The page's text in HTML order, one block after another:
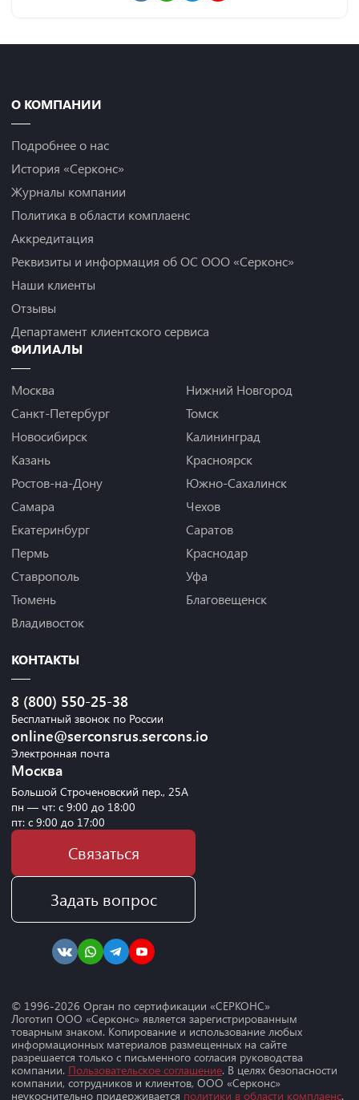
О КОМПАНИИ
Подробнее о нас
История «Серконс»
Журналы компании
Политика в области комплаенс
Аккредитация
Реквизиты и информация об ОС ООО «Серконс»
Наши клиенты
Отзывы
Департамент клиентского сервиса
ФИЛИАЛЫ
Москва
Санкт-Петербург
Новосибирск
Казань
Ростов-на-Дону
Самара
Екатеринбург
Пермь
Ставрополь
Тюмень
Владивосток
Нижний Новгород
Томск
Калининград
Красноярск
Южно-Сахалинск
Чехов
Саратов
Краснодар
Уфа
Благовещенск
КОНТАКТЫ
8 (800) 550-25-38
Бесплатный звонок по России
online@serconsrus.sercons.io
Электронная почта
Москва
Большой Строченовский пер., 25А
пн — чт: с 9:00 до 18:00
пт: с 9:00 до 17:00
Связаться
Задать вопрос
© 1996-2026 Орган по сертификации «СЕРКОНС»
Логотип ООО «Серконс» является зарегистрированным
товарным знаком. Копирование и использование любых
информационных материалов размещенных на сайте
разрешается только с письменного согласия руководства
компании. Пользовательское соглашение. В целях безопасности
компании, сотрудников и клиентов, ООО «Серконс»
неукоснительно придерживается политики в области комплаенс.